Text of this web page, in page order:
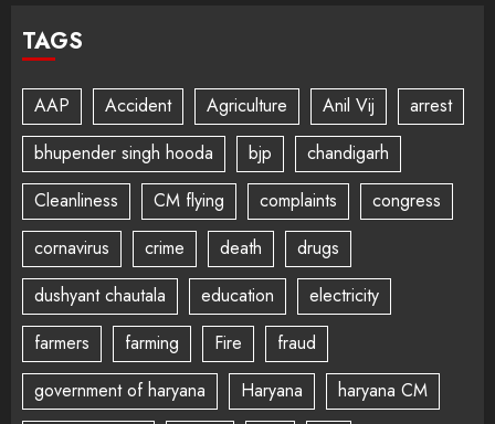
TAGS
AAP Accident Agriculture Anil Vij
arrest
bhupender singh hooda
bjp
chandigarh
Cleanliness
CM flying complaints
congress
cornavirus
crime death
drugs
dushyant chautala
education
electricity
farmers
farming Fire
fraud
government of haryana
Haryana haryana CM